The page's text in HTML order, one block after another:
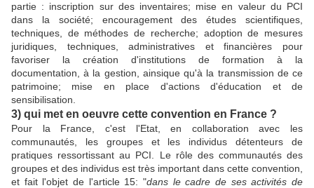
partie : inscription sur des inventaires; mise en valeur du PCI
dans la société; encouragement des études scientifiques,
techniques, de méthodes de recherche; adoption de mesures
juridiques, techniques, administratives et financières pour
favoriser la création d'institutions de formation à la
documentation, à la gestion, ainsique qu'à la transmission de ce
patrimoine; mise en place d'actions d'éducation et de
sensibilisation.
3) qui met en oeuvre cette convention en France ?
Pour la France, c'est l'Etat, en collaboration avec les
communautés, les groupes et les individus détenteurs de
pratiques ressortissant au PCI. Le rôle des communautés des
groupes et des individus est très important dans cette convention,
et fait l'objet de l'article 15: "dans le cadre de ses activités de